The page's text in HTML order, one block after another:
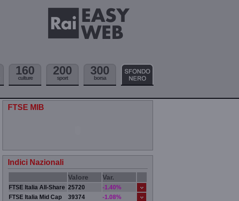
160
culture
200
sport
300
borsa
FTSE MIB
Indici Nazionali
Valore Var.
FTSE Italia All-Share 25720
-1.40%
FTSE Italia Mid Cap
39374
-1.08%